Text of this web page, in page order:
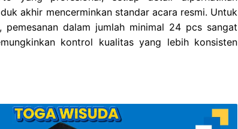
akhir mencerminkan standar acara resmi. Untuk
pemesanan dalam jumlah minimal 24 pcs sangat
kontrol kualitas yang lebih konsisten